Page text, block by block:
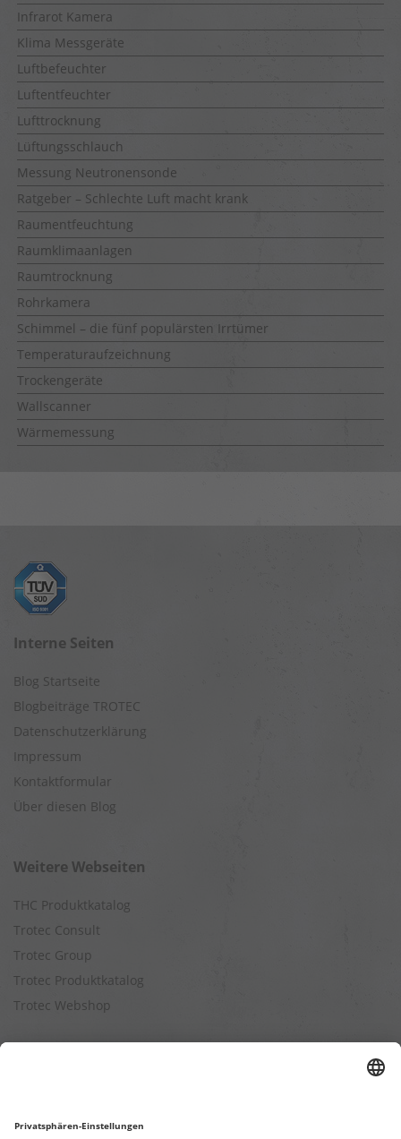
Infrarot Kamera
Klima Messgeräte
Luftbefeuchter
Luftentfeuchter
Lufttrocknung
Lüftungsschlauch
Messung Neutronensonde
Ratgeber – Schlechte Luft macht krank
Raumentfeuchtung
Raumklimaanlagen
Raumtrocknung
Rohrkamera
Schimmel – die fünf populärsten Irrtümer
Temperaturaufzeichnung
Trockengeräte
Wallscanner
Wärmemessung
Interne Seiten
Blog Startseite
Blogbeiträge TROTEC
Datenschutzerklärung
Impressum
Kontaktformular
Über diesen Blog
Weitere Webseiten
THC Produktkatalog
Trotec Consult
Trotec Group
Trotec Produktkatalog
Trotec Webshop
Entfeuchtungsleistung berechnen